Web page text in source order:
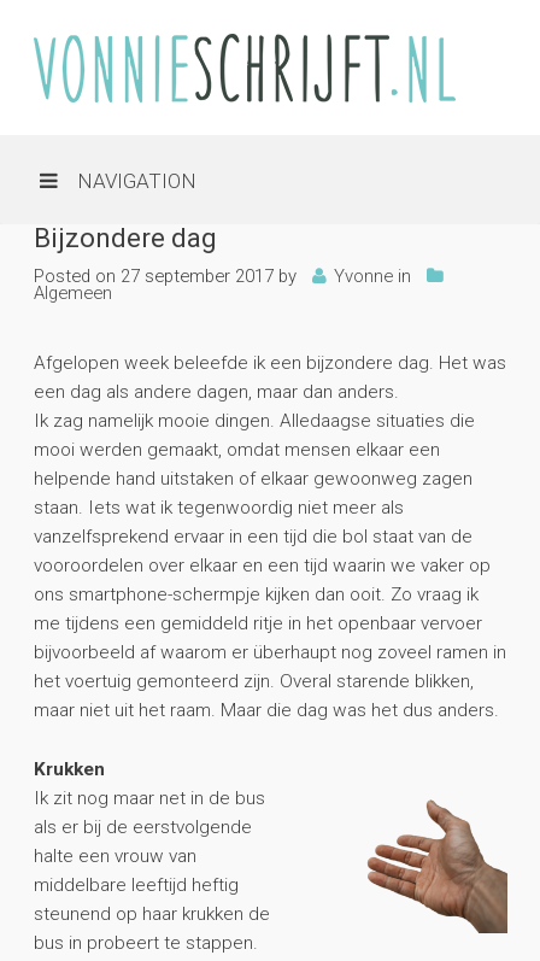
NAVIGATION
Bijzondere dag
Posted on 27 september 2017 by Yvonne in
Algemeen
Afgelopen week beleefde ik een bijzondere dag. Het was
een dag als andere dagen, maar dan anders.
Ik zag namelijk mooie dingen. Alledaagse situaties die
mooi werden gemaakt, omdat mensen elkaar een
helpende hand uitstaken of elkaar gewoonweg zagen
staan. Iets wat ik tegenwoordig niet meer als
vanzelfsprekend ervaar in een tijd die bol staat van de
vooroordelen over elkaar en een tijd waarin we vaker op
ons smartphone-schermpje kijken dan ooit. Zo vraag ik
me tijdens een gemiddeld ritje in het openbaar vervoer
bijvoorbeeld af waarom er überhaupt nog zoveel ramen in
het voertuig gemonteerd zijn. Overal starende blikken,
maar niet uit het raam. Maar die dag was het dus anders.
Krukken
Ik zit nog maar net in de bus
als er bij de eerstvolgende
halte een vrouw van
middelbare leeftijd heftig
steunend op haar krukken de
bus in probeert te stappen.